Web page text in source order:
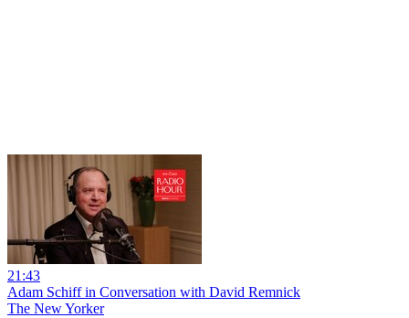
21:43
Adam Schiff in Conversation with David Remnick
The New Yorker